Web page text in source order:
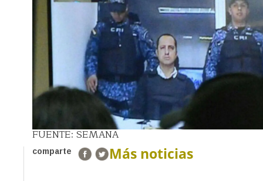
FUENTE: SEMANA
comparte Más noticias